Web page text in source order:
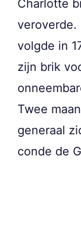
Charlotte
veroverde.
volgde in
zijn brik
Twee
generaal
conde de